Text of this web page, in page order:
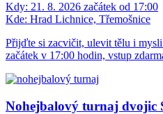
Kdy: 21. 8. 2026 začátek od 17:00
Kde: Hrad Lichnice, Třemošnice
Přijďte si zacvičit, ulevit tělu i
začátek v 17:00 hodin, vstup
Nohejbalový turnaj dvojic